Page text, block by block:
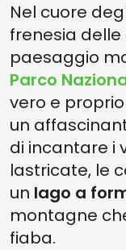
COME ARRIVARE A
UN PICCOLO
SCANNO AD ANAGNI,
ITINERARIO DA
Nel cuore
frenesia
paesaggio
Parco
vero e
un
di incantare i
lastricate, le
un lago a
montagne
fiaba.